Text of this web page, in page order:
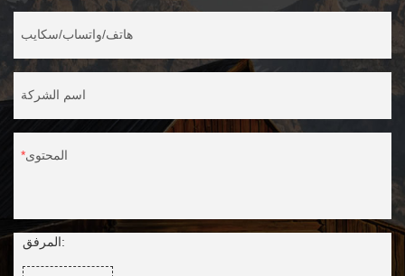
هاتف/واتساب/سكايب
اسم الشركة
المحتوى
المرفق: